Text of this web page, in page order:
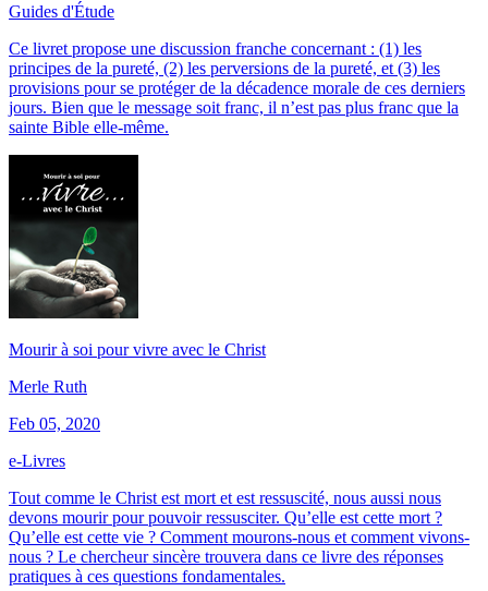
Guides d'Étude
Ce livret propose une discussion franche concernant : (1) les
principes de la pureté, (2) les perversions de la pureté, et (3) les
provisions pour se protéger de la décadence morale de ces derniers
jours. Bien que le message soit franc, il n’est pas plus franc que la
sainte Bible elle-même.
Mourir à soi pour vivre avec le Christ
Merle Ruth
Feb 05, 2020
e-Livres
Tout comme le Christ est mort et est ressuscité, nous aussi nous
devons mourir pour pouvoir ressusciter. Qu’elle est cette mort ?
Qu’elle est cette vie ? Comment mourons-nous et comment vivons-
nous ? Le chercheur sincère trouvera dans ce livre des réponses
pratiques à ces questions fondamentales.